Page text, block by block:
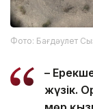
Фото: Бағдәулет
–
жүзік.